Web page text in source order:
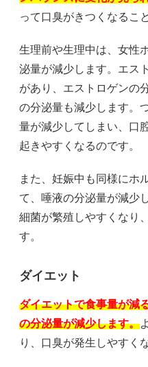
って口臭がきつくなるこ
生理前や生理中は、女性
泌量が減少します。エス
があり、エストロゲンの
の分泌量も減少します。
量が減少してしまい、口
起きやすくなるのです。
また、妊娠中も同様にホ
て、唾液の分泌量が減少
細菌が繁殖しやすくなり
す。
ダイエット
ダイエットで食事量が減
の分泌量が減少します。
り、口臭が発生しやすく